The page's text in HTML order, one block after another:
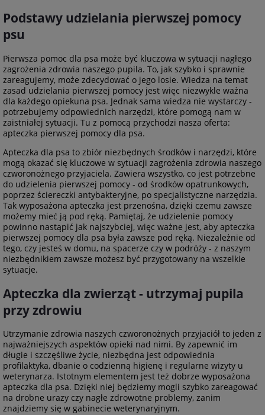
Podstawy udzielania pierwszej pomocy
psu
Pierwsza pomoc dla psa może być kluczowa w sytuacji nagłego
zagrożenia zdrowia naszego pupila. To, jak szybko i sprawnie
zareagujemy, może zdecydować o jego losie. Wiedza na temat
zasad udzielania pierwszej pomocy jest więc niezwykle ważna
dla każdego opiekuna psa. Jednak sama wiedza nie wystarczy -
potrzebujemy odpowiednich narzędzi, które pomogą nam w
zaistniałej sytuacji. Tu z pomocą przychodzi nasza oferta:
apteczka pierwszej pomocy dla psa.
Apteczka dla psa to zbiór niezbędnych środków i narzędzi, które
mogą okazać się kluczowe w sytuacji zagrożenia zdrowia naszego
czworonożnego przyjaciela. Zawiera wszystko, co jest potrzebne
do udzielenia pierwszej pomocy - od środków opatrunkowych,
poprzez ściereczki antybakteryjne, po specjalistyczne narzędzia.
Tak wyposażona apteczka jest przenośna, dzięki czemu zawsze
możemy mieć ją pod ręką. Pamiętaj, że udzielenie pomocy
powinno nastąpić jak najszybciej, więc ważne jest, aby apteczka
pierwszej pomocy dla psa była zawsze pod ręką. Niezależnie od
tego, czy jesteś w domu, na spacerze czy w podróży - z naszym
niezbędnikiem zawsze możesz być przygotowany na wszelkie
sytuacje.
Apteczka dla zwierząt - utrzymaj pupila
przy zdrowiu
Utrzymanie zdrowia naszych czworonożnych przyjaciół to jeden z
najważniejszych aspektów opieki nad nimi. By zapewnić im
długie i szczęśliwe życie, niezbędna jest odpowiednia
profilaktyka, dbanie o codzienną higienę i regularne wizyty u
weterynarza. Istotnym elementem jest też dobrze wyposażona
apteczka dla psa. Dzięki niej będziemy mogli szybko zareagować
na drobne urazy czy nagłe zdrowotne problemy, zanim
znajdziemy się w gabinecie weterynaryjnym.